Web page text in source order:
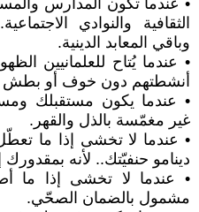
• عندما تكون المدارس
الثقافية والنوادي
وباقي المعابد الدينية.
• عندما يُتاح للعلمانيين
أنشطتهم دون خوف أو بطش
• عندما يكون مستقبلك
غير مغمّسة بالذل والقهر.
• عندما لا تخشى إذا ما
دينامو حنفيّتك.. لأنه بمقدورك
• عندما لا تخشى إذا ما
مشمول بالضمان الصحّي.